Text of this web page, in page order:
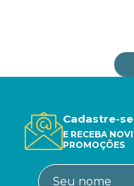
Cadastre-
E RECEBA
PROMOÇÕES